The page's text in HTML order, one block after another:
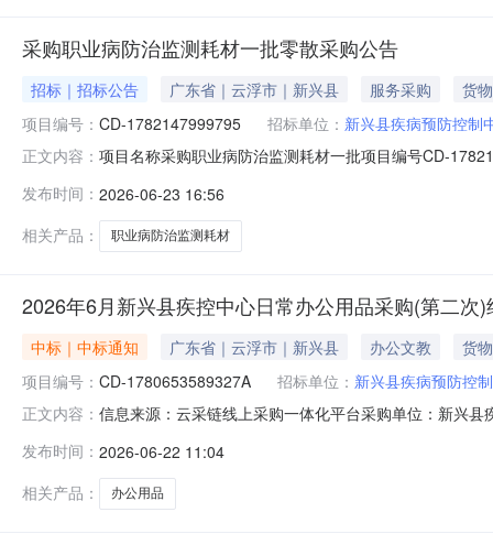
采购职业病防治监测耗材一批零散采购公告
招标｜招标公告 广东省｜云浮市｜新兴县 服务采购
货物
项目编号： CD-1782147999795 招标单位： 新兴县疾病预防控制
正文内容： 项目名称采购职业病防治监测耗材一批项目编号CD-
价是否含税是成交方式最低价成交法报价次数1报价间隔
发布时间： 2026-06-23 16:56
相关产品：
职业病防治监测耗材
2026年6月新兴县疾控中心日常办公用品采购(第二次
中标｜中标通知 广东省｜云浮市｜新兴县 办公文教
货物
项目编号： CD-1780653589327A 招标单位： 新兴县疾病预防控
正文内容： 信息来源：云采链线上采购一体化平台采购单位：新兴
1780653589327A）零散采购,现就本次零散采购的结果
发布时间： 2026-06-22 11:04
相关产品：
办公用品